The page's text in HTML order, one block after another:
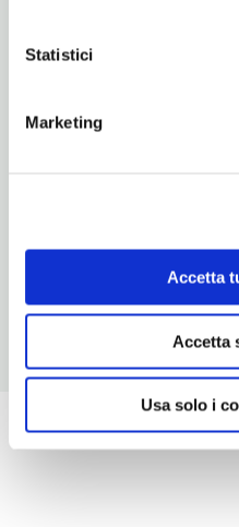
Statistici
Marketing
Accetta
Accetta
Usa solo i
Lazio
066797796